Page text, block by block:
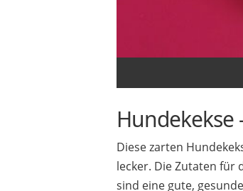
Hundekekse
Diese zarten
lecker. Die Zutaten für
sind eine gute,